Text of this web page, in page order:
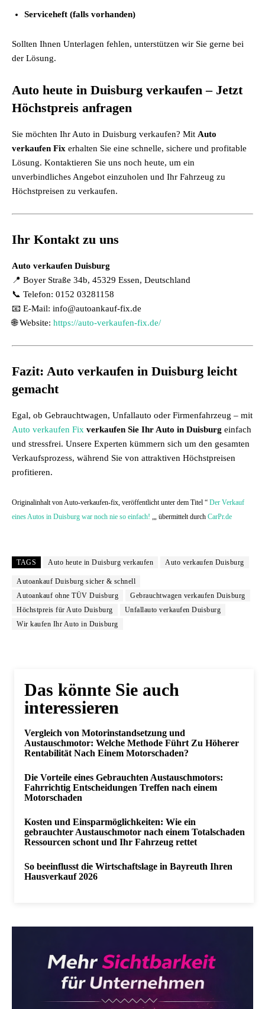
Serviceheft (falls vorhanden)
Sollten Ihnen Unterlagen fehlen, unterstützen wir Sie gerne bei
der Lösung.
Auto heute in Duisburg verkaufen – Jetzt
Höchstpreis anfragen
Sie möchten Ihr Auto in Duisburg verkaufen? Mit Auto
verkaufen Fix erhalten Sie eine schnelle, sichere und profitable
Lösung. Kontaktieren Sie uns noch heute, um ein
unverbindliches Angebot einzuholen und Ihr Fahrzeug zu
Höchstpreisen zu verkaufen.
Ihr Kontakt zu uns
Auto verkaufen Duisburg
📍 Boyer Straße 34b, 45329 Essen, Deutschland
📞 Telefon: 0152 03281158
📧 E-Mail: info@autoankauf-fix.de
🌐 Website: https://auto-verkaufen-fix.de/
Fazit: Auto verkaufen in Duisburg leicht
gemacht
Egal, ob Gebrauchtwagen, Unfallauto oder Firmenfahrzeug – mit
Auto verkaufen Fix verkaufen Sie Ihr Auto in Duisburg einfach
und stressfrei. Unsere Experten kümmern sich um den gesamten
Verkaufsprozess, während Sie von attraktiven Höchstpreisen
profitieren.
Originalinhalt von Auto-verkaufen-fix, veröffentlicht unter dem Titel “ Der Verkauf
eines Autos in Duisburg war noch nie so einfach! „, übermittelt durch CarPr.de
TAGS Auto heute in Duisburg verkaufen Auto verkaufen Duisburg
Autoankauf Duisburg sicher & schnell
Autoankauf ohne TÜV Duisburg
Gebrauchtwagen verkaufen Duisburg
Höchstpreis für Auto Duisburg
Unfallauto verkaufen Duisburg
Wir kaufen Ihr Auto in Duisburg
Das könnte Sie auch
interessieren
Vergleich von Motorinstandsetzung und
Austauschmotor: Welche Methode Führt Zu Höherer
Rentabilität Nach Einem Motorschaden?
Die Vorteile eines Gebrauchten Austauschmotors:
Fahrrichtig Entscheidungen Treffen nach einem
Motorschaden
Kosten und Einsparmöglichkeiten: Wie ein
gebrauchter Austauschmotor nach einem Totalschaden
Ressourcen schont und Ihr Fahrzeug rettet
So beeinflusst die Wirtschaftslage in Bayreuth Ihren
Hausverkauf 2026